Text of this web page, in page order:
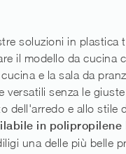
soluzioni in plastica
il modello da cucina
e la sala da
versatili senza le
dell'arredo e allo stile
in polipropilene
una delle più belle